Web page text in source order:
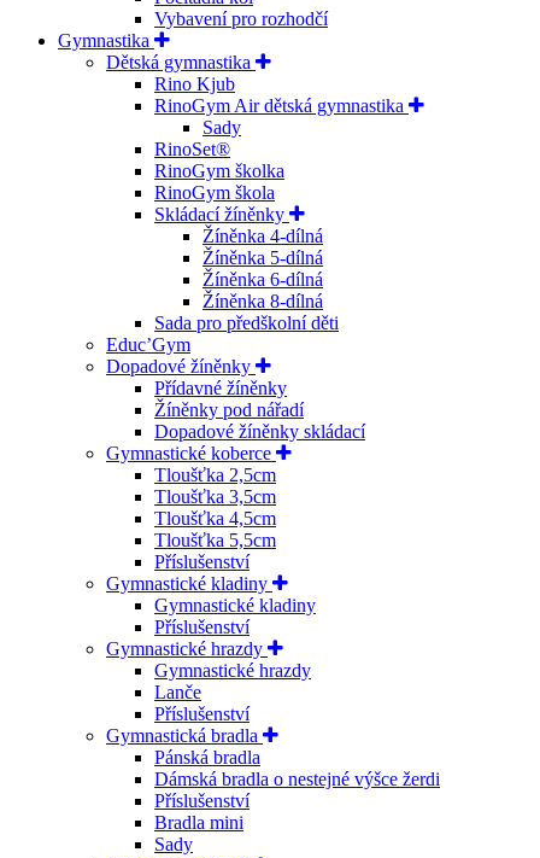
Vybavení pro rozhodčí
Gymnastika
Dětská gymnastika
Rino Kjub
RinoGym Air dětská gymnastika
Sady
RinoSet®
RinoGym školka
RinoGym škola
Skládací žíněnky
Žíněnka 4-dílná
Žíněnka 5-dílná
Žíněnka 6-dílná
Žíněnka 8-dílná
Sada pro předškolní děti
Educ’Gym
Dopadové žíněnky
Přídavné žíněnky
Žíněnky pod nářadí
Dopadové žíněnky skládací
Gymnastické koberce
Tloušťka 2,5cm
Tloušťka 3,5cm
Tloušťka 4,5cm
Tloušťka 5,5cm
Příslušenství
Gymnastické kladiny
Gymnastické kladiny
Příslušenství
Gymnastické hrazdy
Gymnastické hrazdy
Lanče
Příslušenství
Gymnastická bradla
Pánská bradla
Dámská bradla o nestejné výšce žerdi
Příslušenství
Bradla mini
Sady